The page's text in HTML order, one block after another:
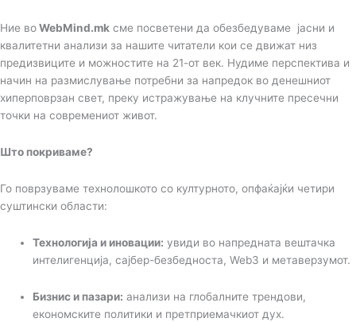
Ние воWebMind.mk сме посветени да обезбедуваме јасни и
квалитетни анализи за нашите читатели кои се движат низ
предизвиците и можностите на 21-от век. Нудиме перспектива и
начин на размислување потребни за напредок во денешниот
хиперповрзан свет, преку истражување на клучните пресечни
точки на современиот живот.
Што покриваме?
Го поврзуваме технолошкото со културното, опфаќајќи четири
суштински области:
Технологија и иновации: увиди во напредната вештачка
интелигенција, сајбер-безбедноста, Web3 и метаверзумот.
Бизнис и пазари: анализи на глобалните трендови,
економските политики и претприемачкиот дух.